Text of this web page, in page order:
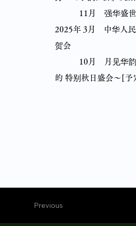
11月 强华盛世
2025年 3月 中华人民
贺会
10月 月见华韵〜
的 特别秋日盛会〜[予
Previous